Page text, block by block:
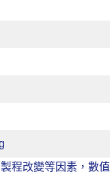
程改變等因素，數值